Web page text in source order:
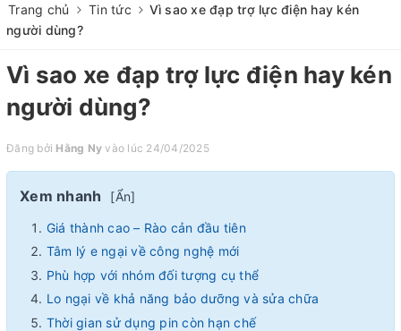
Trang chủ Tin tức
Vì sao xe đạp trợ lực điện hay kén
người dùng?
Vì sao xe đạp trợ lực điện hay kén
người dùng?
Đăng bởi Hằng Ny vào lúc 24/04/2025
Xem nhanh [Ẩn]
Giá thành cao – Rào cản đầu tiên
Tâm lý e ngại về công nghệ mới
Phù hợp với nhóm đối tượng cụ thể
Lo ngại về khả năng bảo dưỡng và sửa chữa
Thời gian sử dụng pin còn hạn chế